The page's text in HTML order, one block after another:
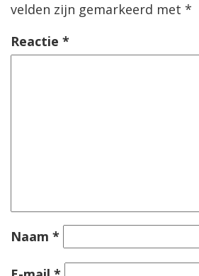
velden zijn gemarkeerd met *
Reactie *
Naam *